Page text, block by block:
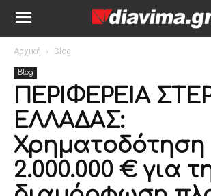
Αρχική Blog
Blog
ΠΕΡΙΦΕΡΕΙΑ
ΕΛΛΑΔΑΣ:
Χρηματοδότηση
2.000.000 € για